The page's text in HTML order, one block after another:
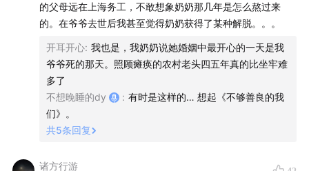
如何表达不满？
如何理解“对方的需要”？
照护中的身体羞耻
为什么会有羞耻感？
的父母远在上海务工，不敢想象奶奶那几年是怎么熬过来
的。在爷爷去世后我甚至觉得奶奶获得了某种解脱。。。
开耳开心: 我也是，我奶奶说她婚姻中最开心的一天是我
爷爷死的那天。照顾瘫痪的农村老头四五年真的比坐牢难
多了
不想晚睡的dy
: 有时是这样的… 想起《不够善良的我
们》。
共5条回复
诸方行游